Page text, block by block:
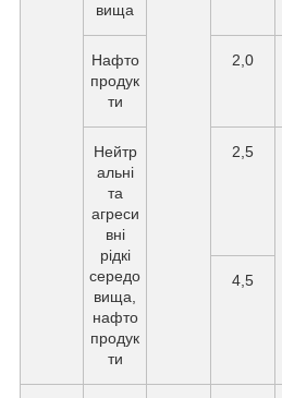
вища
Нафто
продук
ти
2,0
Нейтр
альні
та
агреси
вні
рідкі
середо
вища,
нафто
продук
ти
2,5
4,5